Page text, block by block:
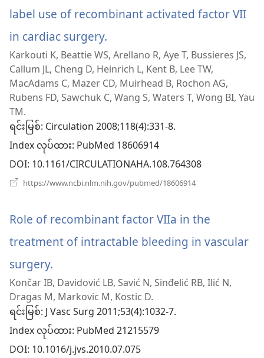
ပါ
တယ်)
label use of recombinant activated factor VII
in cardiac surgery.
အသစ်
ဖွ
င့်
နေ
ပါ
တယ်)
Karkouti K, Beattie WS, Arellano R, Aye T, Bussieres JS,
Callum JL, Cheng D, Heinrich L, Kent B, Lee TW,
MacAdams C, Mazer CD, Muirhead B, Rochon AG,
Rubens FD, Sawchuk C, Wang S, Waters T, Wong BI, Yau
TM.
ရင်းမြစ်‎: Circulation 2008;118(4):331-8.
Index လုပ်ထား‎: PubMed 18606914
DOI‎: 10.1161/CIRCULATIONAHA.108.764308
https://www.ncbi.nlm.nih.gov/pubmed/18606914
င့်
နေ
တယ်)
Role of recombinant factor VIIa in the
treatment of intractable bleeding in vascular
surgery.
အသစ်
ဖွ
င့်
နေ
Končar IB, Davidović LB, Savić N, Sinđelić RB, Ilić N,
Dragas M, Markovic M, Kostic D.
ရင်းမြစ်‎: J Vasc Surg 2011;53(4):1032-7.
Index လုပ်ထား‎: PubMed 21215579
DOI‎: 10.1016/j.jvs.2010.07.075